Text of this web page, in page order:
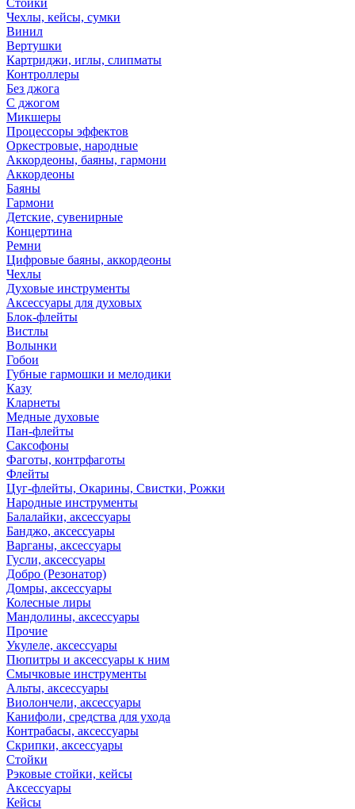
Стойки
Чехлы, кейсы, сумки
Винил
Вертушки
Картриджи, иглы, слипматы
Контроллеры
Без джога
С джогом
Микшеры
Процессоры эффектов
Оркестровые, народные
Аккордеоны, баяны, гармони
Аккордеоны
Баяны
Гармони
Детские, сувенирные
Концертина
Ремни
Цифровые баяны, аккордеоны
Чехлы
Духовые инструменты
Аксессуары для духовых
Блок-флейты
Вистлы
Волынки
Гобои
Губные гармошки и мелодики
Казу
Кларнеты
Медные духовые
Пан-флейты
Саксофоны
Фаготы, контрфаготы
Флейты
Цуг-флейты, Окарины, Свистки, Рожки
Народные инструменты
Балалайки, аксессуары
Банджо, аксессуары
Варганы, аксессуары
Гусли, аксессуары
Добро (Резонатор)
Домры, аксессуары
Колесные лиры
Мандолины, аксессуары
Прочие
Укулеле, аксессуары
Пюпитры и аксессуары к ним
Смычковые инструменты
Альты, аксессуары
Виолончели, аксессуары
Канифоли, средства для ухода
Контрабасы, аксессуары
Скрипки, аксессуары
Стойки
Рэковые стойки, кейсы
Аксессуары
Кейсы